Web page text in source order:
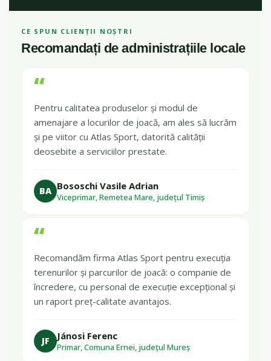
CE SPUN CLIENȚII NOȘTRI
Recomandați de administrațiile locale
“
Pentru calitatea produselor și modul de
amenajare a locurilor de joacă, am ales să lucrăm
și pe viitor cu Atlas Sport, datorită calității
deosebite a serviciilor prestate.
BA Bososchi Vasile Adrian
Viceprimar, Remetea Mare, județul Timiș
“
Recomandăm firma Atlas Sport pentru execuția
terenurilor și parcurilor de joacă: o companie de
încredere, cu personal de execuție excepțional și
un raport preț-calitate avantajos.
JF Jánosi Ferenc
Primar, Comuna Ernei, județul Mureș